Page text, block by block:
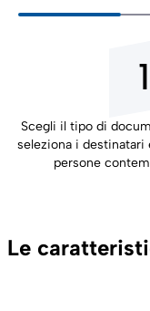
1
Scegli il tipo di
seleziona i destinatari
persone
Le